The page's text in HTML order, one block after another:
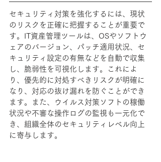
セキュリティ対策を強化するには、現状
のリスクを正確に把握することが重要で
す。IT資産管理ツールは、OSやソフトウ
ェアのバージョン、パッチ適用状況、セ
キュリティ設定の有無などを自動で収集
し、脆弱性を可視化します。これによ
り、優先的に対処すべきリスクが明確に
なり、対応の抜け漏れを防ぐことができ
ます。また、ウイルス対策ソフトの稼働
状況や不審な操作ログの監視も一元化で
き、組織全体のセキュリティレベル向上
に寄与します。